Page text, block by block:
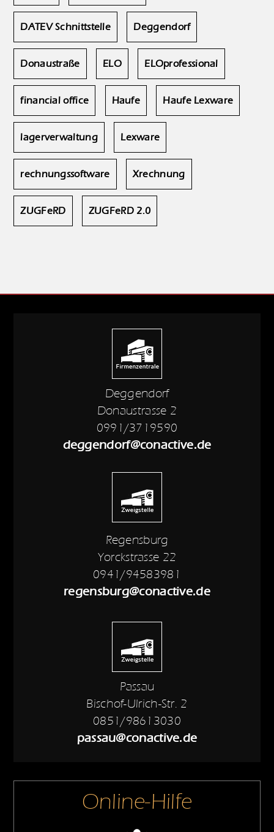
DATEV Schnittstelle Deggendorf
Donaustraße ELO ELOprofessional
financial office Haufe Haufe Lexware
lagerverwaltung Lexware
rechnungssoftware Xrechnung
ZUGFeRD ZUGFeRD 2.0
Deggendorf
Donaustrasse 2
0991/3719590
deggendorf@conactive.de
Regensburg
Yorckstrasse 22
0941/94583981
regensburg@conactive.de
Passau
Bischof-Ulrich-Str. 2
0851/98613030
passau@conactive.de
Online-Hilfe